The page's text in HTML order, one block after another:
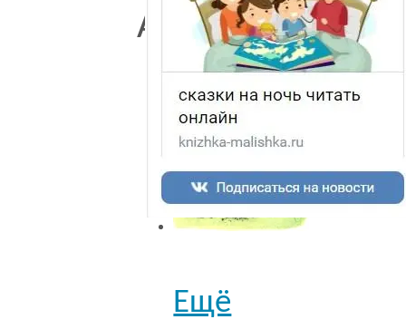
А.С.
Ещё